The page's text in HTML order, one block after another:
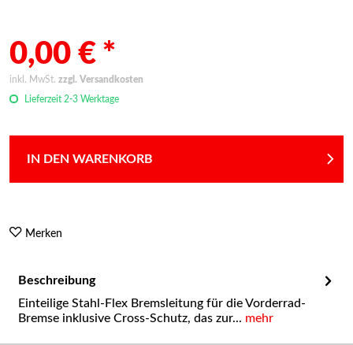
0,00 € *
inkl. MwSt. zzgl. Versandkosten
Lieferzeit 2-3 Werktage
IN DEN WARENKORB
Merken
Beschreibung
Einteilige Stahl-Flex Bremsleitung für die Vorderrad-
Bremse inklusive Cross-Schutz, das zur... mehr